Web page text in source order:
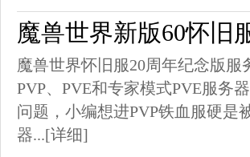
魔兽世界新版60怀旧
魔兽世界怀旧服20周年纪念版
PVP、PVE和专家模式PVE服务
问题，小编想进PVP铁血服硬是
器...[详细]